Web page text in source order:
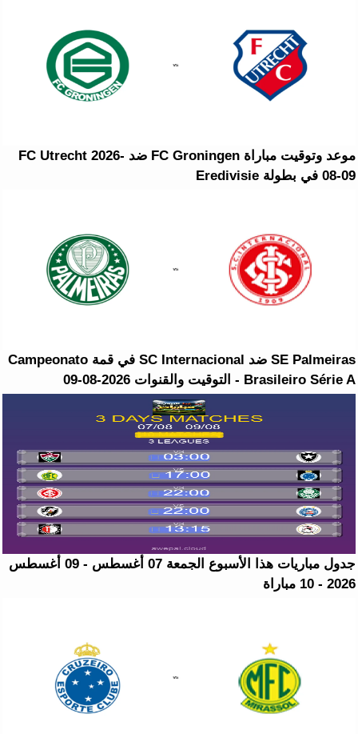
موعد وتوقيت مباراة FC Groningen ضد FC Utrecht 2026-
08-09 في بطولة Eredivisie
SE Palmeiras ضد SC Internacional في قمة Campeonato
Brasileiro Série A - التوقيت والقنوات 2026-08-09
جدول مباريات هذا الأسبوع الجمعة 07 أغسطس - 09 أغسطس
2026 - 10 مباراة